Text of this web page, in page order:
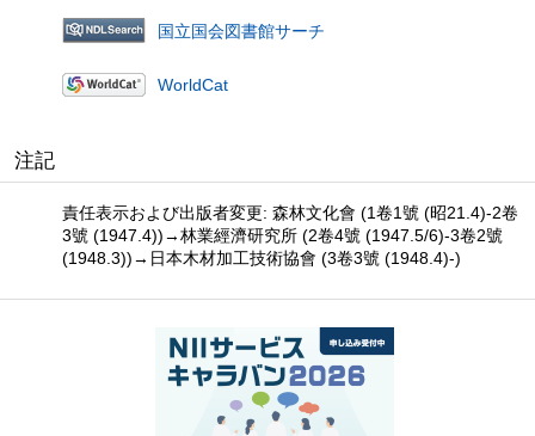
国立国会図書館サーチ
WorldCat
注記
責任表示および出版者変更: 森林文化會 (1卷1號 (昭21.4)-2卷
3號 (1947.4))→林業經濟研究所 (2卷4號 (1947.5/6)-3卷2號
(1948.3))→日本木材加工技術協會 (3卷3號 (1948.4)-)